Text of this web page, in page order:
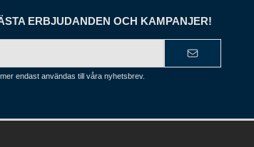
ERBJUDANDEN OCH KAMPANJER!
endast användas till våra nyhetsbrev.